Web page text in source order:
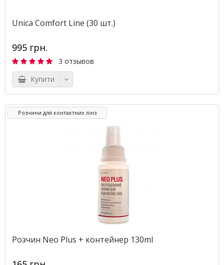
Unica Comfort Line (30 шт.)
995 грн.
3 отзывов
Купити
Розчини для контактних лінз
Розчин Neo Plus + контейнер 130ml